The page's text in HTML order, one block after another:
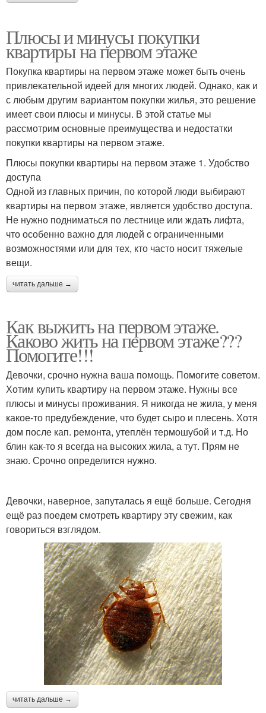
Плюсы и минусы покупки
квартиры на первом этаже
Покупка квартиры на первом этаже может быть очень
привлекательной идеей для многих людей. Однако, как и
с любым другим вариантом покупки жилья, это решение
имеет свои плюсы и минусы. В этой статье мы
рассмотрим основные преимущества и недостатки
покупки квартиры на первом этаже.
Плюсы покупки квартиры на первом этаже 1. Удобство
доступа
Одной из главных причин, по которой люди выбирают
квартиры на первом этаже, является удобство доступа.
Не нужно подниматься по лестнице или ждать лифта,
что особенно важно для людей с ограниченными
возможностями или для тех, кто часто носит тяжелые
вещи.
читать дальше →
Как выжить на первом этаже.
Каково жить на первом этаже???
Помогите!!!
Девочки, срочно нужна ваша помощь. Помогите советом.
Хотим купить квартиру на первом этаже. Нужны все
плюсы и минусы проживания. Я никогда не жила, у меня
какое-то предубеждение, что будет сыро и плесень. Хотя
дом после кап. ремонта, утеплён термошубой и т.д. Но
блин как-то я всегда на высоких жила, а тут. Прям не
знаю. Срочно определится нужно.
Девочки, наверное, запуталась я ещё больше. Сегодня
ещё раз поедем смотреть квартиру эту свежим, как
говориться взглядом.
читать дальше →